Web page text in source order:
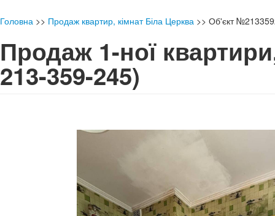
Головна >> Продаж квартир, кімнат Біла Церква >> Об'єкт
Продаж 1-ної
213-359-245)